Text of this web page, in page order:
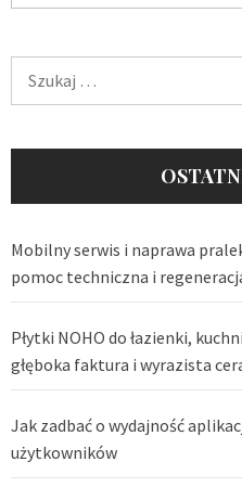
Mobilny serwis i naprawa
pomoc techniczna i
Płytki NOHO do łazienki,
głęboka faktura i wyrazista
Jak zadbać o wydajność
użytkowników